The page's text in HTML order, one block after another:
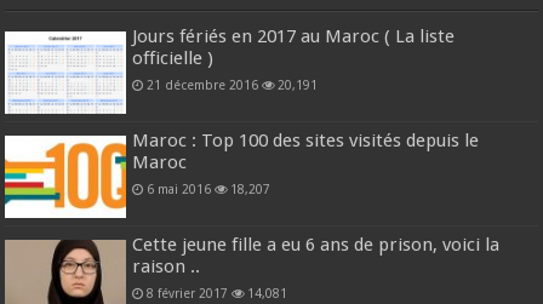
Jours fériés en 2017 au Maroc ( La liste
officielle )
21 décembre 2016 20,191
Maroc : Top 100 des sites visités depuis le
Maroc
6 mai 2016 18,207
Cette jeune fille a eu 6 ans de prison, voici la
raison ..
8 février 2017 14,081